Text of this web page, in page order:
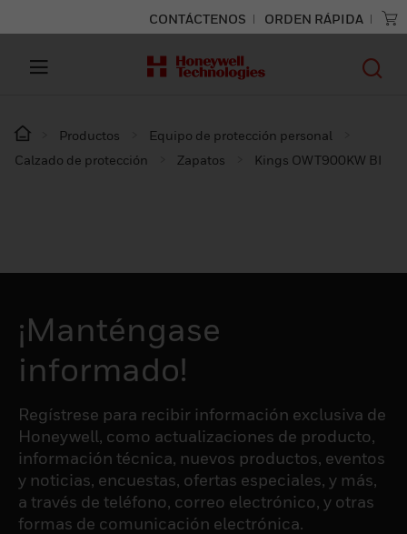
CONTÁCTENOS ORDEN RÁPIDA
Productos
Equipo de protección personal
Calzado de protección
Zapatos Kings OWT900KW BI
¡Manténgase
informado!
Regístrese para recibir información exclusiva de
Honeywell, como actualizaciones de producto,
información técnica, nuevos productos, eventos
y noticias, encuestas, ofertas especiales, y más,
a través de teléfono, correo electrónico, y otras
formas de comunicación electrónica.